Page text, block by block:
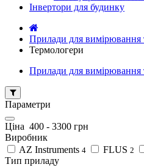
Інвертори для будинку
Прилади для вимірювання
Термологери
Прилади для вимірювання
Параметри
Ціна 400 - 3300 грн
Виробник
AZ Instruments 4 FLUS 2
Тип приладу